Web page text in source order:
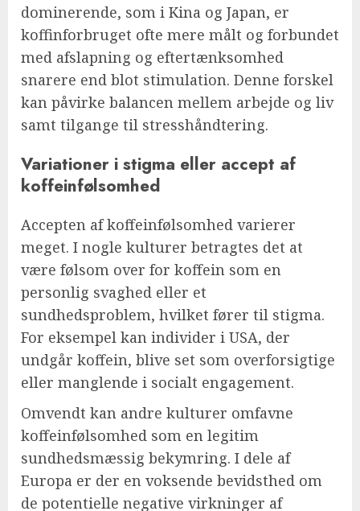
dominerende, som i Kina og Japan, er
koffinforbruget ofte mere målt og forbundet
med afslapning og eftertænksomhed
snarere end blot stimulation. Denne forskel
kan påvirke balancen mellem arbejde og liv
samt tilgange til stresshåndtering.
Variationer i stigma eller accept af
koffeinfølsomhed
Accepten af koffeinfølsomhed varierer
meget. I nogle kulturer betragtes det at
være følsom over for koffein som en
personlig svaghed eller et
sundhedsproblem, hvilket fører til stigma.
For eksempel kan individer i USA, der
undgår koffein, blive set som overforsigtige
eller manglende i socialt engagement.
Omvendt kan andre kulturer omfavne
koffeinfølsomhed som en legitim
sundhedsmæssig bekymring. I dele af
Europa er der en voksende bevidsthed om
de potentielle negative virkninger af